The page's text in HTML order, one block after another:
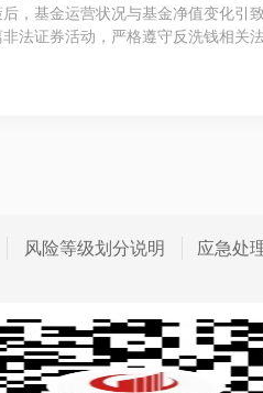
，基金运营状况与基金净值变化引
法证券活动，严格遵守反洗钱相关
风险等级划分说明 应急处